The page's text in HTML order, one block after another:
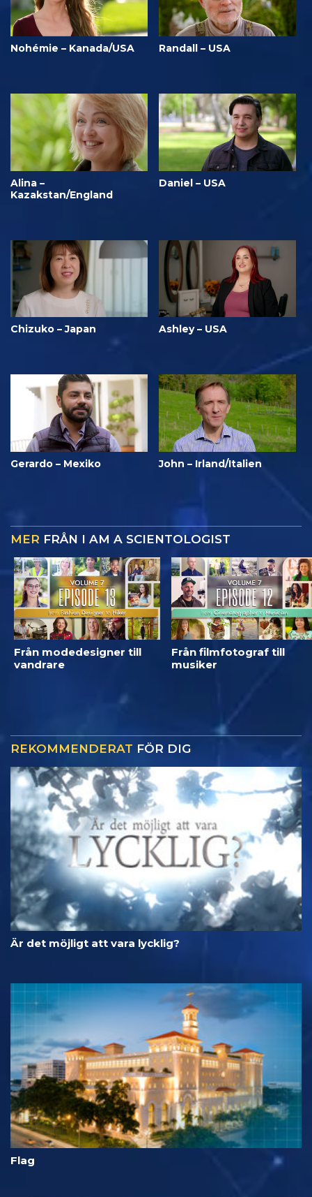
Nohémie – Kanada/USA Randall – USA
Alina –
Kazakstan/England
Daniel – USA
Chizuko – Japan Ashley – USA
Gerardo – Mexiko John – Irland/Italien
MER FRÅN I AM A SCIENTOLOGIST
Från modedesigner till
vandrare
Från filmfotograf till
musiker
REKOMMENDERAT FÖR DIG
Är det möjligt att vara lycklig?
Flag